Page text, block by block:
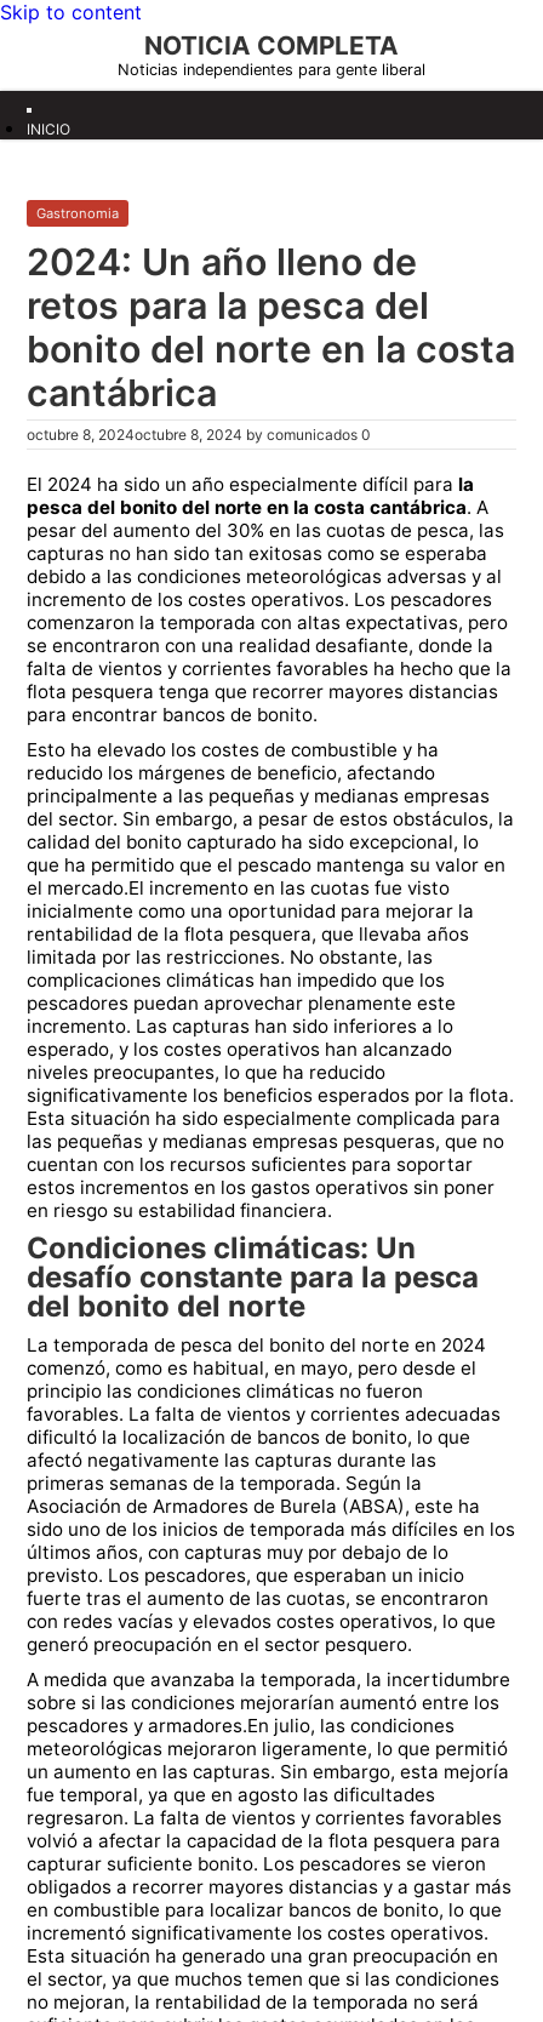
Skip to content
NOTICIA COMPLETA
Noticias independientes para gente liberal
INICIO
Gastronomia
2024: Un año lleno de
retos para la pesca del
bonito del norte en la costa
cantábrica
octubre 8, 2024octubre 8, 2024 bycomunicados 0
El 2024 ha sido un año especialmente difícil para la
pesca del bonito del norte en la costa cantábrica. A
pesar del aumento del 30% en las cuotas de pesca, las
capturas no han sido tan exitosas como se esperaba
debido a las condiciones meteorológicas adversas y al
incremento de los costes operativos. Los pescadores
comenzaron la temporada con altas expectativas, pero
se encontraron con una realidad desafiante, donde la
falta de vientos y corrientes favorables ha hecho que la
flota pesquera tenga que recorrer mayores distancias
para encontrar bancos de bonito.
Esto ha elevado los costes de combustible y ha
reducido los márgenes de beneficio, afectando
principalmente a las pequeñas y medianas empresas
del sector. Sin embargo, a pesar de estos obstáculos, la
calidad del bonito capturado ha sido excepcional, lo
que ha permitido que el pescado mantenga su valor en
el mercado.El incremento en las cuotas fue visto
inicialmente como una oportunidad para mejorar la
rentabilidad de la flota pesquera, que llevaba años
limitada por las restricciones. No obstante, las
complicaciones climáticas han impedido que los
pescadores puedan aprovechar plenamente este
incremento. Las capturas han sido inferiores a lo
esperado, y los costes operativos han alcanzado
niveles preocupantes, lo que ha reducido
significativamente los beneficios esperados por la flota.
Esta situación ha sido especialmente complicada para
las pequeñas y medianas empresas pesqueras, que no
cuentan con los recursos suficientes para soportar
estos incrementos en los gastos operativos sin poner
en riesgo su estabilidad financiera.
Condiciones climáticas: Un
desafío constante para la pesca
del bonito del norte
La temporada de pesca del bonito del norte en 2024
comenzó, como es habitual, en mayo, pero desde el
principio las condiciones climáticas no fueron
favorables. La falta de vientos y corrientes adecuadas
dificultó la localización de bancos de bonito, lo que
afectó negativamente las capturas durante las
primeras semanas de la temporada. Según la
Asociación de Armadores de Burela (ABSA), este ha
sido uno de los inicios de temporada más difíciles en los
últimos años, con capturas muy por debajo de lo
previsto. Los pescadores, que esperaban un inicio
fuerte tras el aumento de las cuotas, se encontraron
con redes vacías y elevados costes operativos, lo que
generó preocupación en el sector pesquero.
A medida que avanzaba la temporada, la incertidumbre
sobre si las condiciones mejorarían aumentó entre los
pescadores y armadores.En julio, las condiciones
meteorológicas mejoraron ligeramente, lo que permitió
un aumento en las capturas. Sin embargo, esta mejoría
fue temporal, ya que en agosto las dificultades
regresaron. La falta de vientos y corrientes favorables
volvió a afectar la capacidad de la flota pesquera para
capturar suficiente bonito. Los pescadores se vieron
obligados a recorrer mayores distancias y a gastar más
en combustible para localizar bancos de bonito, lo que
incrementó significativamente los costes operativos.
Esta situación ha generado una gran preocupación en
el sector, ya que muchos temen que si las condiciones
no mejoran, la rentabilidad de la temporada no será